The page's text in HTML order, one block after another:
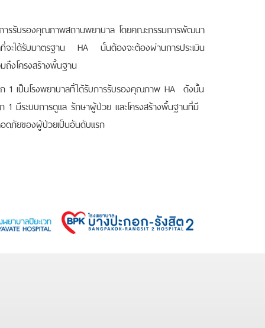
รรับรองคุณภาพสถานพยาบาล โดยคณะกรรมการพัฒนา
ได้รับมาตรฐาน HA นั้นต้องจะต้องผ่านการประเมิน
ถึงโครงสร้างพื้นฐาน
โรงพยาบาลที่ได้รับการรับรองคุณภาพ HA ดังนั้น
1 มีระบบการดูแล รักษาผู้ป่วย และโครงสร้างพื้นฐานที่มี
ภัยของผู้ป่วยเป็นอันดับแรก